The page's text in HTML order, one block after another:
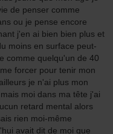
de penser comme
ou je pense encore
j'en ai bien bien plus et
moins en surface peut-
comme quelqu'un de 40
forcer pour tenir mon
je n'ai plus mon
moi dans ma tête j'ai
retard mental alors
rien moi-même
avait dit de moi que